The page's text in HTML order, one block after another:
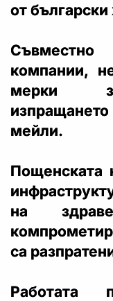
от
компании,
мерки за
мейли.
Пощенската
на
са
Работата